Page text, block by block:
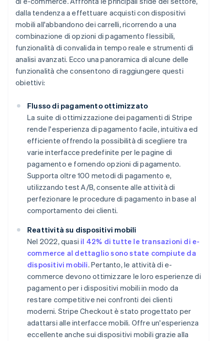
dalla tendenza a effettuare acquisti con dispositivi
mobili all'abbandono dei carrelli, ricorrendo a una
combinazione di opzioni di pagamento flessibili,
funzionalità di convalida in tempo reale e strumenti di
analisi avanzati. Ecco una panoramica di alcune delle
funzionalità che consentono di raggiungere questi
obiettivi:
Flusso di pagamento ottimizzato
La suite di ottimizzazione dei pagamenti di Stripe
rende l'esperienza di pagamento facile, intuitiva ed
efficiente offrendo la possibilità di scegliere tra
varie interfacce predefinite per le pagine di
pagamento e fornendo opzioni di pagamento.
Supporta oltre 100 metodi di pagamento e,
utilizzando test A/B, consente alle attività di
perfezionare le procedure di pagamento in base al
comportamento dei clienti.
Reattività su dispositivi mobili
Nel 2022, quasi il 42% di tutte le transazioni di e-
commerce al dettaglio sono state compiute da
dispositivi mobili. Pertanto, le attività di e-
commerce devono ottimizzare le loro esperienze di
pagamento per i dispositivi mobili in modo da
restare competitive nei confronti dei clienti
moderni. Stripe Checkout è stato progettato per
adattarsi alle interfacce mobili. Offre un'esperienza
eccellente anche sui dispositivi mobili grazie alla